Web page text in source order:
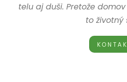
telu aj duši. Pretože
to životný